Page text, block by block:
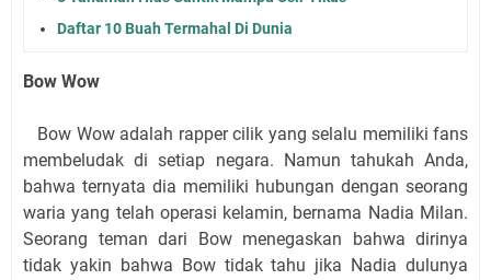
Daftar 10 Buah Termahal Di Dunia
Bow Wow
Bow Wow adalah rapper cilik yang selalu memiliki fans
membeludak di setiap negara. Namun tahukah Anda,
bahwa ternyata dia memiliki hubungan dengan seorang
waria yang telah operasi kelamin, bernama Nadia Milan.
Seorang teman dari Bow menegaskan bahwa dirinya
tidak yakin bahwa Bow tidak tahu jika Nadia dulunya